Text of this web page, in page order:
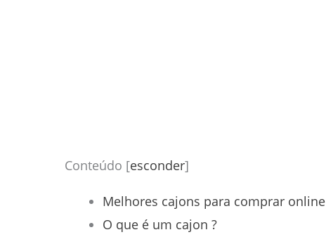
Conteúdo [esconder]
Melhores cajons para comprar online
O que é um cajon ?